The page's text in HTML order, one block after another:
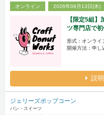
オンライン 2026年08月13日(木)
【限定5組
ツ専門店で
形式：オンライ
開催方法：申し
説
ジェリーズポップコーン
パン・スイーツ